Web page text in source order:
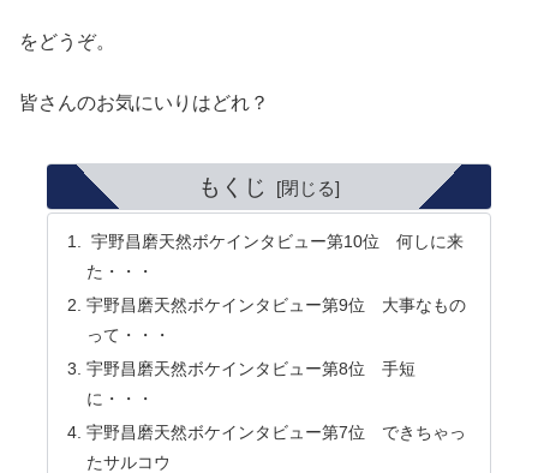
をどうぞ。
皆さんのお気にいりはどれ？
もくじ
宇野昌磨天然ボケインタビュー第10位 何しに来
た・・・
宇野昌磨天然ボケインタビュー第9位 大事なもの
って・・・
宇野昌磨天然ボケインタビュー第8位 手短
に・・・
宇野昌磨天然ボケインタビュー第7位 できちゃっ
たサルコウ